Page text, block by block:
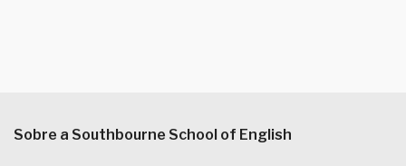
Sobre a Southbourne School of English